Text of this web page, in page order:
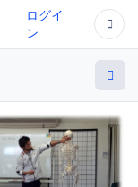
ログイ
ン